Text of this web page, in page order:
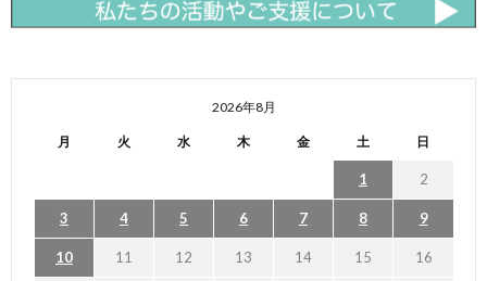
2026年8月
月 火 水 木 金 土 日
1 2
3 4 5 6 7 8 9
10 11 12 13 14 15 16